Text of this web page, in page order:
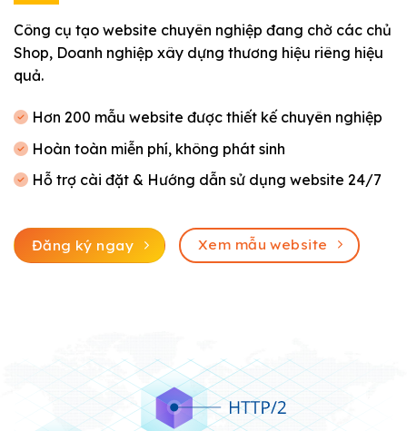
Công cụ tạo website chuyên nghiệp đang chờ các chủ
Shop, Doanh nghiệp xây dựng thương hiệu riêng hiệu
quả.
Hơn 200 mẫu website được thiết kế chuyên nghiệp
Hoàn toàn miễn phí, không phát sinh
Hỗ trợ cài đặt & Hướng dẫn sử dụng website 24/7
Đăng ký ngay Xem mẫu website